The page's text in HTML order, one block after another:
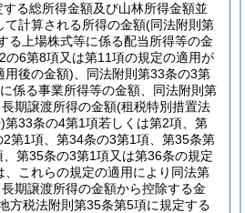
る総所得金額及び山林所得金額並
て計算される所得の金額(同法附則第
る上場株式等に係る配当所得等の金
の6第8項又は第11項の規定の適用が
用後の金額) 、同法附則第33条の3第
係る事業所得等の金額、同法附則第
期譲渡所得の金額(租税特別措置法
第33条の4第1項若しくは第2項、第
第1項、第34条の3第1項、第35条第
第35条の3第1項又は第36条の規定
、これらの規定の適用により同法第
期譲渡所得の金額から控除する金
地方税法附則第35条第5項に規定する